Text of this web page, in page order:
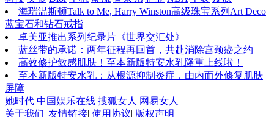
海瑞温斯顿Talk to Me, Harry Winston高级珠宝系列Art Deco
蓝宝石和钻石戒指
卓美亚推出系列纪录片《世界交汇处》
蓝丝带的承诺：两年征程再回首，共赴消除宫颈癌之约
高效修护敏感肌肤！至本新版特安水乳隆重上线啦！
至本新版特安水乳：从根源抑制炎症，由内而外修复肌肤
屏障
她时代 中国娱乐在线 搜狐女人 网易女人
关于我们| 友情链接| 使用协议| 版权声明